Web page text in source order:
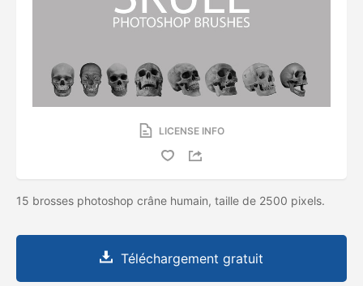
LICENSE INFO
15 brosses photoshop crâne humain, taille de 2500 pixels.
Téléchargement gratuit